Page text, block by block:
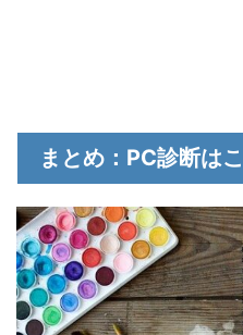
まとめ：PC診断は